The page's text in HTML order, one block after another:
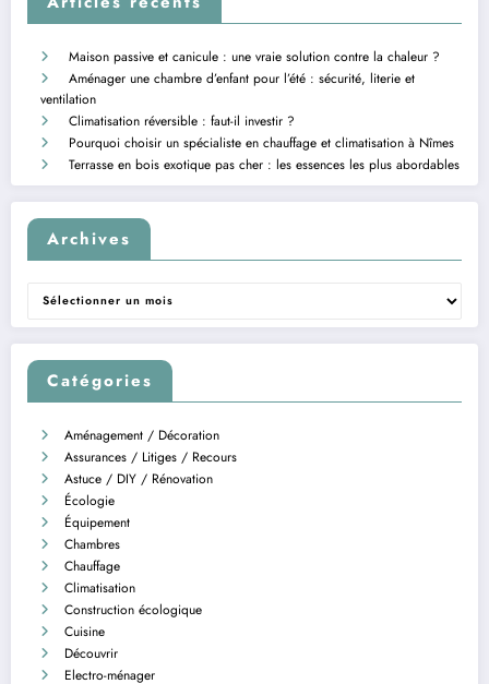
Maison passive et canicule : une vraie solution contre la chaleur ?
Aménager une chambre d’enfant pour l’été : sécurité, literie et
ventilation
Climatisation réversible : faut-il investir ?
Pourquoi choisir un spécialiste en chauffage et climatisation à Nîmes
Terrasse en bois exotique pas cher : les essences les plus abordables
Archives
Archives
Catégories
Aménagement / Décoration
Assurances / Litiges / Recours
Astuce / DIY / Rénovation
Écologie
Équipement
Chambres
Chauffage
Climatisation
Construction écologique
Cuisine
Découvrir
Electro-ménager